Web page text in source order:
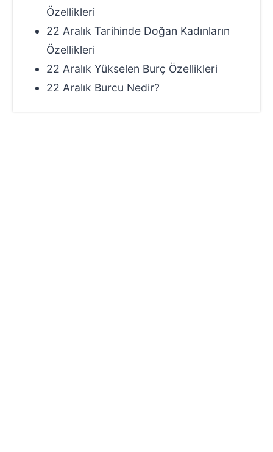
Özellikleri
22 Aralık Tarihinde Doğan Kadınların
Özellikleri
22 Aralık Yükselen Burç Özellikleri
22 Aralık Burcu Nedir?